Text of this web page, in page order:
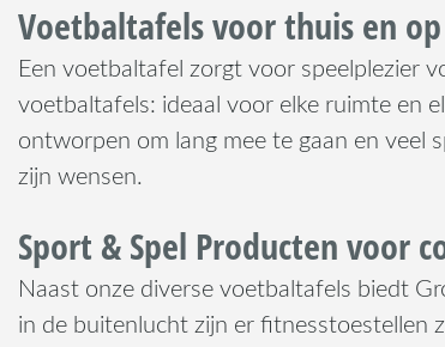
Voetbaltafels voor thuis en
Een voetbaltafel zorgt voor speelplezier
voetbaltafels: ideaal voor elke ruimte en
ontworpen om lang mee te gaan en veel
zijn wensen.
Sport & Spel Producten voor
Naast onze diverse voetbaltafels biedt
in de buitenlucht zijn er fitnesstoestellen